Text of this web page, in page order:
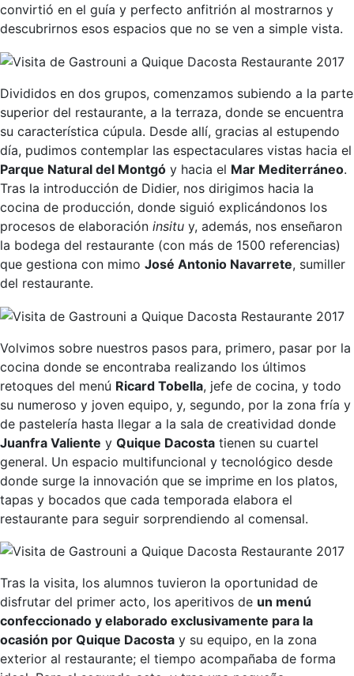
convirtió en el guía y perfecto anfitrión al mostrarnos y
descubrirnos esos espacios que no se ven a simple vista.
Divididos en dos grupos, comenzamos subiendo a la parte
superior del restaurante, a la terraza, donde se encuentra
su característica cúpula. Desde allí, gracias al estupendo
día, pudimos contemplar las espectaculares vistas hacia el
Parque Natural del Montgó y hacia el Mar Mediterráneo.
Tras la introducción de Didier, nos dirigimos hacia la
cocina de producción, donde siguió explicándonos los
procesos de elaboración insitu y, además, nos enseñaron
la bodega del restaurante (con más de 1500 referencias)
que gestiona con mimo José Antonio Navarrete, sumiller
del restaurante.
Volvimos sobre nuestros pasos para, primero, pasar por la
cocina donde se encontraba realizando los últimos
retoques del menú Ricard Tobella, jefe de cocina, y todo
su numeroso y joven equipo, y, segundo, por la zona fría y
de pastelería hasta llegar a la sala de creatividad donde
Juanfra Valiente y Quique Dacosta tienen su cuartel
general. Un espacio multifuncional y tecnológico desde
donde surge la innovación que se imprime en los platos,
tapas y bocados que cada temporada elabora el
restaurante para seguir sorprendiendo al comensal.
Tras la visita, los alumnos tuvieron la oportunidad de
disfrutar del primer acto, los aperitivos de un menú
confeccionado y elaborado exclusivamente para la
ocasión por Quique Dacosta y su equipo, en la zona
exterior al restaurante; el tiempo acompañaba de forma